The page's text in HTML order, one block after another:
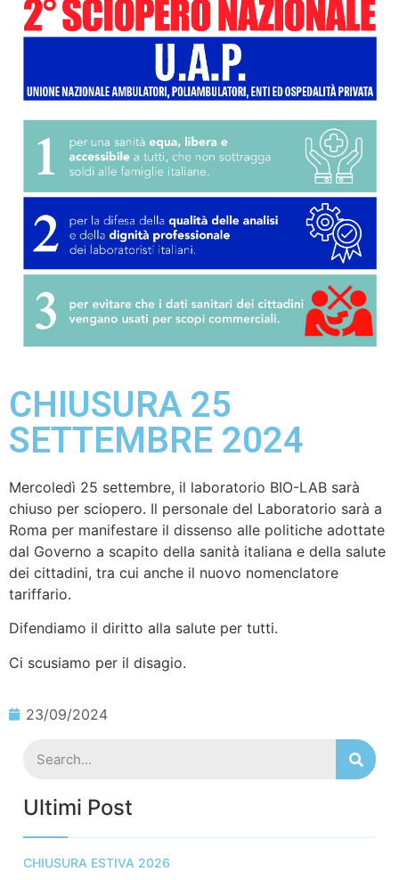
CHIUSURA 25
SETTEMBRE 2024
Mercoledì 25 settembre, il laboratorio BIO-LAB sarà
chiuso per sciopero. Il personale del Laboratorio sarà a
Roma per manifestare il dissenso alle politiche adottate
dal Governo a scapito della sanità italiana e della salute
dei cittadini, tra cui anche il nuovo nomenclatore
tariffario.
Difendiamo il diritto alla salute per tutti.
Ci scusiamo per il disagio.
23/09/2024
Ultimi Post
CHIUSURA ESTIVA 2026